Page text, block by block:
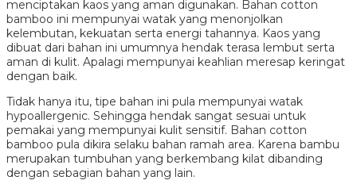
menciptakan kaos yang aman digunakan. Bahan cotton
bamboo ini mempunyai watak yang menonjolkan
kelembutan, kekuatan serta energi tahannya. Kaos yang
dibuat dari bahan ini umumnya hendak terasa lembut serta
aman di kulit. Apalagi mempunyai keahlian meresap keringat
dengan baik.
Tidak hanya itu, tipe bahan ini pula mempunyai watak
hypoallergenic. Sehingga hendak sangat sesuai untuk
pemakai yang mempunyai kulit sensitif. Bahan cotton
bamboo pula dikira selaku bahan ramah area. Karena bambu
merupakan tumbuhan yang berkembang kilat dibanding
dengan sebagian bahan yang lain.